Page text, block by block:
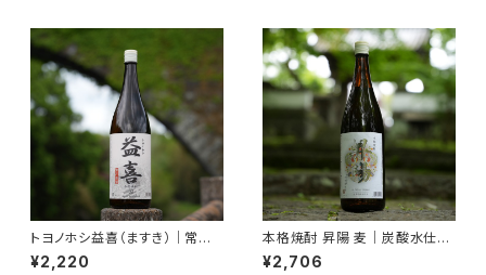
トヨノホシ益喜（ますき）｜常圧
蒸留・本格焼酎 25度 1800ml
【香ばしい・濃厚】
¥2,220
本格焼酎 昇陽 麦｜炭酸水仕立
て・爽快クリアな味わい【食中酒
に最適】1800ml
¥2,706